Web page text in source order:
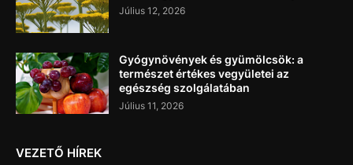
Július 12, 2026
Gyógynövények és gyümölcsök: a
természet értékes vegyületei az
egészség szolgálatában
Július 11, 2026
VEZETŐ HÍREK